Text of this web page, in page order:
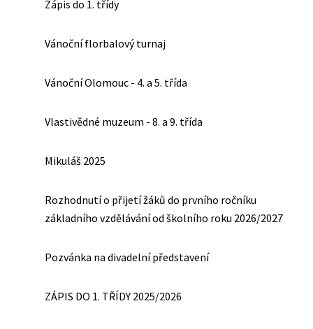
Zápis do 1. třídy
Vánoční florbalový turnaj
Vánoční Olomouc - 4. a 5. třída
Vlastivědné muzeum - 8. a 9. třída
Mikuláš 2025
Rozhodnutí o přijetí žáků do prvního ročníku
základního vzdělávání od školního roku 2026/2027
Pozvánka na divadelní představení
ZÁPIS DO 1. TŘÍDY 2025/2026